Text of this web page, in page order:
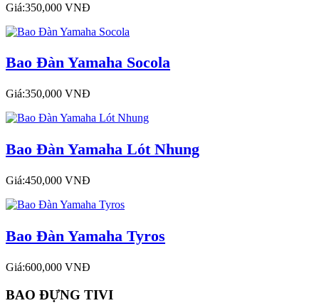
Giá:350,000 VNĐ
Bao Đàn Yamaha Socola
Giá:350,000 VNĐ
Bao Đàn Yamaha Lót Nhung
Giá:450,000 VNĐ
Bao Đàn Yamaha Tyros
Giá:600,000 VNĐ
BAO ĐỰNG TIVI